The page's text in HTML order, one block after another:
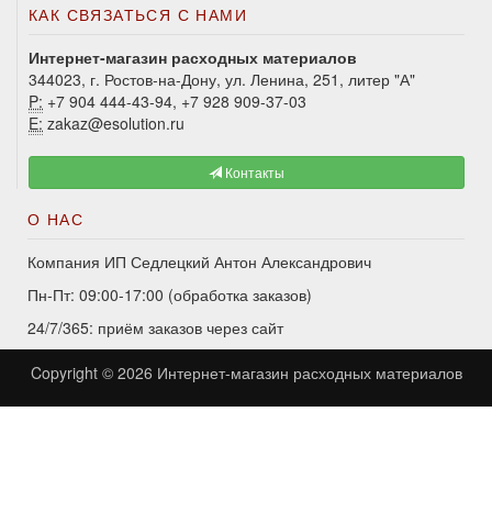
КАК СВЯЗАТЬСЯ С НАМИ
Интернет-магазин расходных материалов
344023, г. Ростов-на-Дону, ул. Ленина, 251, литер "А"
P: +7 904 444-43-94, +7 928 909-37-03
E: zakaz@esolution.ru
Контакты
О НАС
Компания ИП Седлецкий Антон Александрович
Пн-Пт: 09:00-17:00 (обработка заказов)
24/7/365: приём заказов через сайт
Copyright © 2026 Интернет-магазин расходных материалов